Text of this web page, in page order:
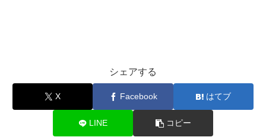
シェアする
X Facebook はてブ
LINE コピー